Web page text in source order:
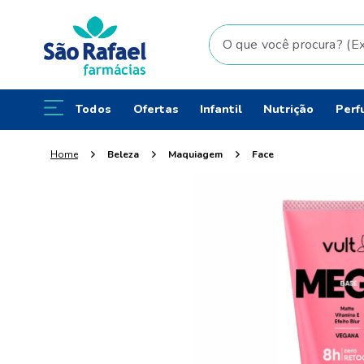
O que você procura? (Ex:
Todos Ofertas Infantil Nutrição
Beleza Maquiagem Face